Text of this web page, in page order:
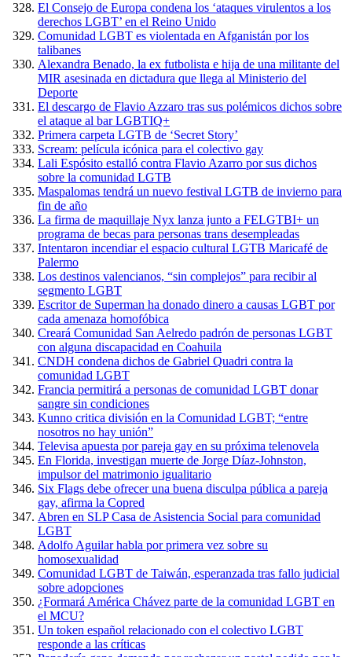
El Consejo de Europa condena los ‘ataques virulentos a los
derechos LGBT’ en el Reino Unido
Comunidad LGBT es violentada en Afganistán por los
talibanes
Alexandra Benado, la ex futbolista e hija de una militante del
MIR asesinada en dictadura que llega al Ministerio del
Deporte
El descargo de Flavio Azzaro tras sus polémicos dichos sobre
el ataque al bar LGBTIQ+
Primera carpeta LGTB de ‘Secret Story’
Scream: película icónica para el colectivo gay
Lali Espósito estalló contra Flavio Azarro por sus dichos
sobre la comunidad LGTB
Maspalomas tendrá un nuevo festival LGTB de invierno para
fin de año
La firma de maquillaje Nyx lanza junto a FELGTBI+ un
programa de becas para personas trans desempleadas
Intentaron incendiar el espacio cultural LGTB Maricafé de
Palermo
Los destinos valencianos, “sin complejos” para recibir al
segmento LGBT
Escritor de Superman ha donado dinero a causas LGBT por
cada amenaza homofóbica
Creará Comunidad San Aelredo padrón de personas LGBT
con alguna discapacidad en Coahuila
CNDH condena dichos de Gabriel Quadri contra la
comunidad LGBT
Francia permitirá a personas de comunidad LGBT donar
sangre sin condiciones
Kunno critica división en la Comunidad LGBT; “entre
nosotros no hay unión”
Televisa apuesta por pareja gay en su próxima telenovela
En Florida, investigan muerte de Jorge Díaz-Johnston,
impulsor del matrimonio igualitario
Six Flags debe ofrecer una buena disculpa pública a pareja
gay, afirma la Copred
Abren en SLP Casa de Asistencia Social para comunidad
LGBT
Adolfo Aguilar habla por primera vez sobre su
homosexualidad
Comunidad LGBT de Taiwán, esperanzada tras fallo judicial
sobre adopciones
¿Formará América Chávez parte de la comunidad LGBT en
el MCU?
Un token español relacionado con el colectivo LGBT
responde a las críticas